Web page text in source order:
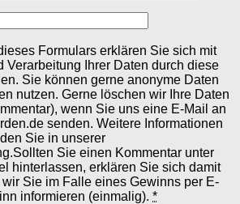
Formulars erklären Sie sich mit
Verarbeitung Ihrer Daten durch diese
Sie können gerne anonyme Daten
nutzen. Gerne löschen wir Ihre Daten
wenn Sie uns eine E-Mail an
senden. Weitere Informationen
Sie in unserer
Sie einen Kommentar unter
hinterlassen, erklären Sie sich damit
Sie im Falle eines Gewinns per E-
informieren (einmalig). *